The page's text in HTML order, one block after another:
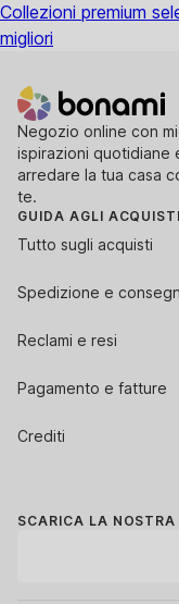
Collezioni premium
migliori
Negozio online con
ispirazioni quotidiane
arredare la tua casa
te.
GUIDA AGLI ACQUISTI
Tutto sugli acquisti
Spedizione e
Reclami e resi
Pagamento e fatture
Crediti
SCARICA LA NOSTRA